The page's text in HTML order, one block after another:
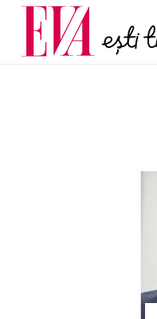
Carieră
Actualitate